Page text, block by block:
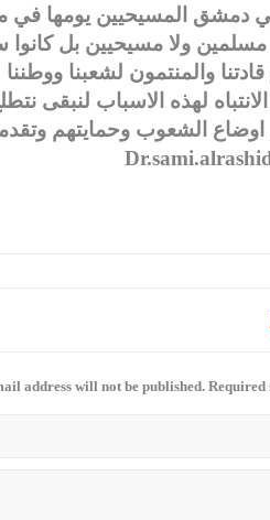
الانتباه لهذه الاسباب
address will not be published. Required